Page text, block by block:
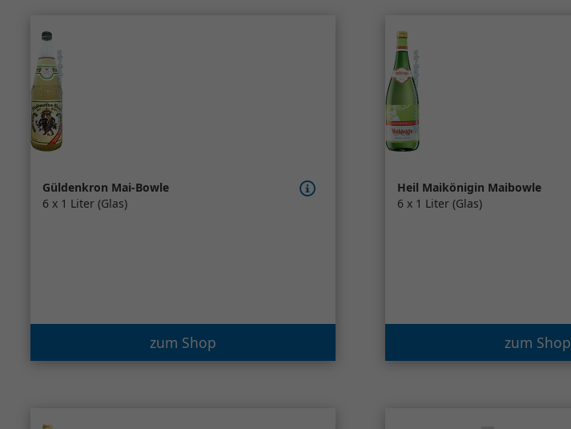
Güldenkron Mai-Bowle
6 x 1 Liter (Glas)
zum Shop
Heil Maikönigin Maibowle
6 x 1 Liter (Glas)
zum Shop